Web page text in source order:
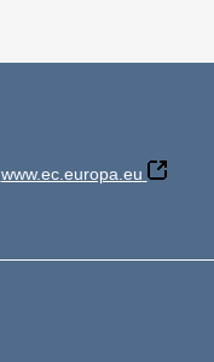
www.ec.europa.eu